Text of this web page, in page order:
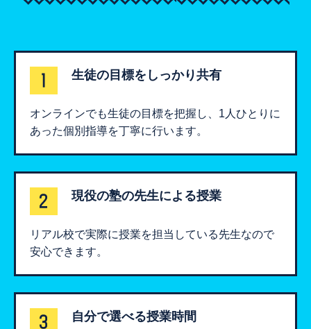
生徒の目標をしっかり共有
オンラインでも生徒の目標を把握し、1人ひとりに
あった個別指導を丁寧に行います。
​現役の塾の先生による授業
リアル校で実際に授業を担当している先生なので
安心できます。
自分で選べる授業時間